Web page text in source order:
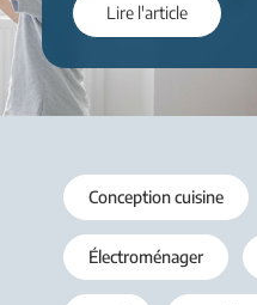
Lire l'article
Conception cuisine
Électroménager